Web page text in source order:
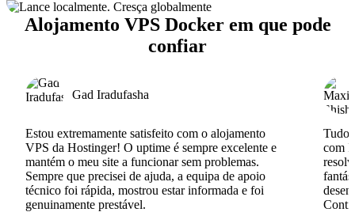
Alojamento VPS Docker em que pode
confiar
Gad Iradufasha
Estou extremamente satisfeito com o alojamento
VPS da Hostinger! O uptime é sempre excelente e
mantém o meu site a funcionar sem problemas.
Sempre que precisei de ajuda, a equipa de apoio
técnico foi rápida, mostrou estar informada e foi
genuinamente prestável.
Tudo
com